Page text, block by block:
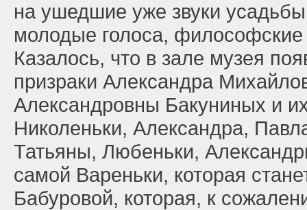
на ушедшие уже звуки
молодые голоса,
Казалось, что в зале музея
призраки Александра
Александровны Бакуниных и
Николеньки, Александра,
Татьяны, Любеньки,
самой Вареньки, которая
Бабуровой, которая, к